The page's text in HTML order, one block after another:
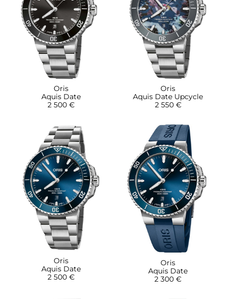
Oris
Aquis Date
2 500 €
Oris
Aquis Date Upcycle
2 550 €
Oris
Aquis Date
2 500 €
Oris
Aquis Date
2 300 €